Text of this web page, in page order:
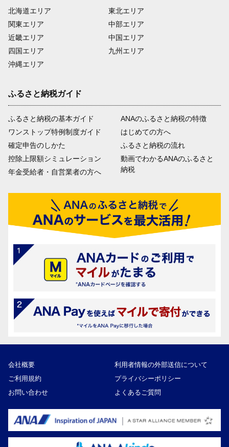
北海道エリア
関東エリア
近畿エリア
四国エリア
沖縄エリア
東北エリア
中部エリア
中国エリア
九州エリア
ふるさと納税ガイド
ふるさと納税の基本ガイド
ワンストップ特例制度ガイド
確定申告のしかた
控除上限額シミュレーション
年金受給者・自営業者の方へ
ANAのふるさと納税の特徴
はじめての方へ
ふるさと納税の流れ
動画でわかるANAのふるさと
納税
会社概要
利用者情報の外部送信について
ご利用規約
プライバシーポリシー
お問い合わせ
よくあるご質問